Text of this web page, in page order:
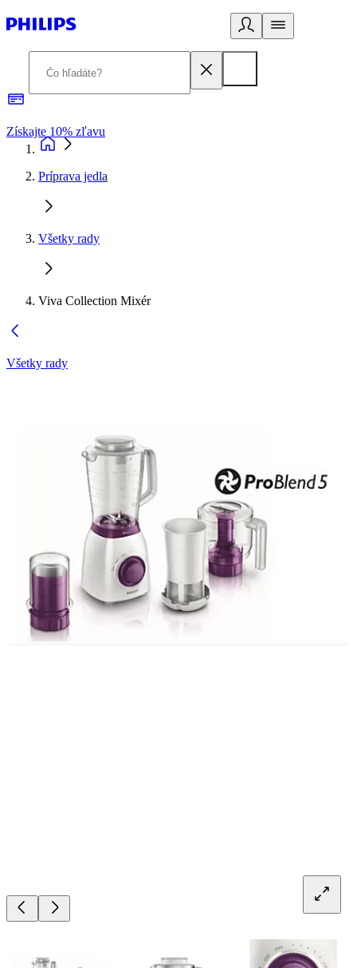
Získajte 10% zľavu
Príprava jedla
Všetky rady
Viva Collection Mixér
Všetky rady